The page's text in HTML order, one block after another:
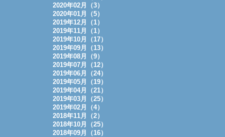
2020年02月（3）
2020年01月（5）
2019年12月（1）
2019年11月（1）
2019年10月（17）
2019年09月（13）
2019年08月（9）
2019年07月（12）
2019年06月（24）
2019年05月（19）
2019年04月（21）
2019年03月（25）
2019年02月（4）
2018年11月（2）
2018年10月（25）
2018年09月（16）